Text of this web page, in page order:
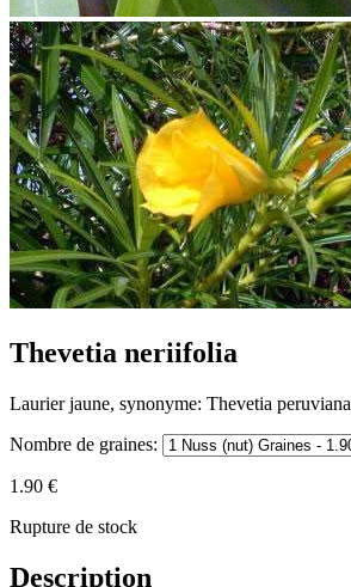
Thevetia neriifolia
Laurier jaune, synonyme: Thevetia peruviana
Nombre de graines:
1.90 €
Rupture de stock
Description